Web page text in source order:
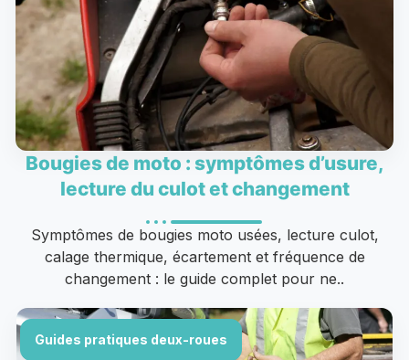
Bougies de moto : symptômes d’usure,
lecture du culot et changement
Symptômes de bougies moto usées, lecture culot,
calage thermique, écartement et fréquence de
changement : le guide complet pour ne..
Guides pratiques deux-roues